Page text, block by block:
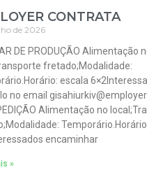
CONTRATA
de 2026
DE PRODUÇÃO Alimentação
fretado;Modalidade:
escala
no email
Alimentação no
encaminhar
»